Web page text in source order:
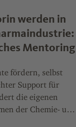
werden in
Mentoring
fördern, selbst
Support für
die eigenen
der Chemie- und
Pfalz haben den